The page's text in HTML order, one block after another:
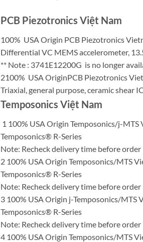
PCB Piezotronics Việt Nam
100% USA Origin PCB Piezotronics
Differential VC MEMS accelerometer,
** Note : 3741E12200G is no longer
2100% USA OriginPCB Piezotronics
Triaxial, general purpose, ceramic shear
Temposonics Việt Nam
1 100% USA Origin Temposonics/j-
Temposonics® R-Series
Note: Recheck delivery time before order
2 100% USA Origin Temposonics/MTS
Temposonics® R-Series
Note: Recheck delivery time before order
3 100% USA Origin j-Temposonics/
Temposonics® R-Series
Note: Recheck delivery time before order
4 100% USA Origin Temposonics/MTS